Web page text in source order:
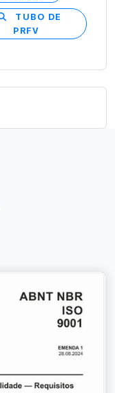
TUBO DE
PRFV